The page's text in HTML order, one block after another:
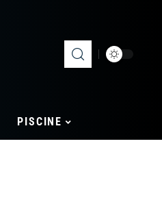
PISCINE